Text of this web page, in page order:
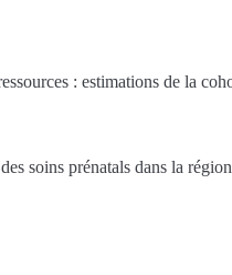
: estimations de la
soins prénatals dans la